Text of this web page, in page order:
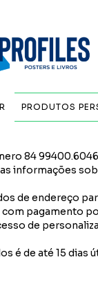
PRODUTOS
84
informações
de endereço
pagamento
de
é de até 15 dias